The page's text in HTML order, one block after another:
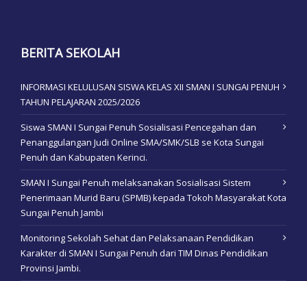
BERITA SEKOLAH
INFORMASI KELULUSAN SISWA KELAS XII SMAN I SUNGAI PENUH
TAHUN PELAJARAN 2025/2026
Siswa SMAN I Sungai Penuh Sosialisasi Pencegahan dan
Penanggulangan Judi Online SMA/SMK/SLB se Kota Sungai
Penuh dan Kabupaten Kerinci.
SMAN I Sungai Penuh melaksanakan Sosialisasi Sistem
Penerimaan Murid Baru (SPMB) kepada Tokoh Masyarakat Kota
Sungai Penuh Jambi
Monitoring Sekolah Sehat dan Pelaksanaan Pendidikan
Karakter di SMAN I Sungai Penuh dari TIM Dinas Pendidikan
Provinsi Jambi.